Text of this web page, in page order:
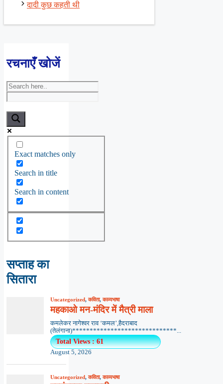
दादी कुछ कहती थी
रचनाएँ खोजें
Exact matches only
Search in title
Search in content
सप्ताह का
सितारा
Uncategorized,कविता,काव्यभाषा
महकाओ मन-मंदिर में मैत्री माला
कमलेकर नागेश्वर राव ‘कमल’,हैदराबाद
(तेलंगाना)******************************...
Total Views : 61
August 5, 2026
Uncategorized,कविता,काव्यभाषा